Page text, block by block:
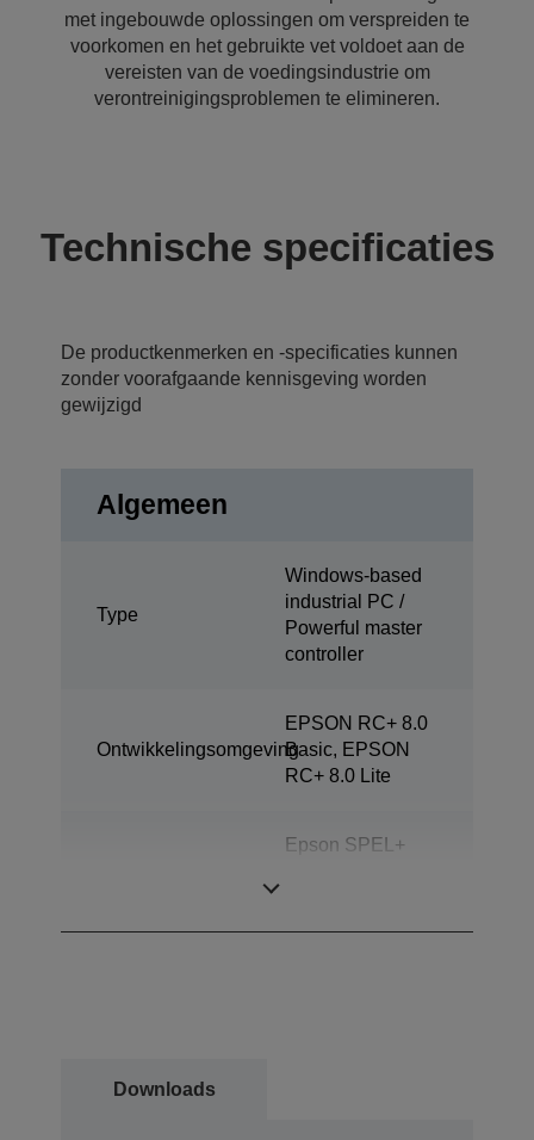
met ingebouwde oplossingen om verspreiden te
voorkomen en het gebruikte vet voldoet aan de
vereisten van de voedingsindustrie om
verontreinigingsproblemen te elimineren.
Technische specificaties
De productkenmerken en -specificaties kunnen
zonder voorafgaande kennisgeving worden
gewijzigd
Algemeen
Type
Windows-based
industrial PC /
Powerful master
controller
Ontwikkelingsomgeving
EPSON RC+ 8.0
Basic, EPSON
RC+ 8.0 Lite
Epson SPEL+
Downloads